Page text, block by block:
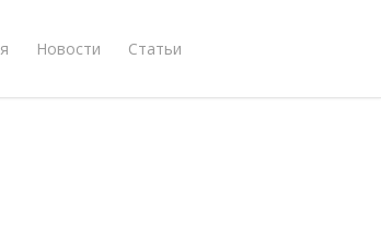
Новости Статьи